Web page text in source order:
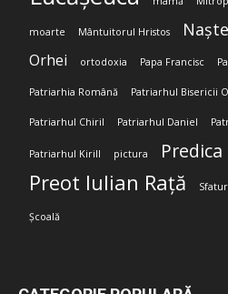
moarte Mântuitorul Hristos
Orhei ortodoxia Papa Francisc
Patriarhia Română Patriarhul Bisericii
Patriarhul Chiril Patriarhul Daniel
Patriarhul Kirill pictura Predica
Preot Iulian Rață
Școală